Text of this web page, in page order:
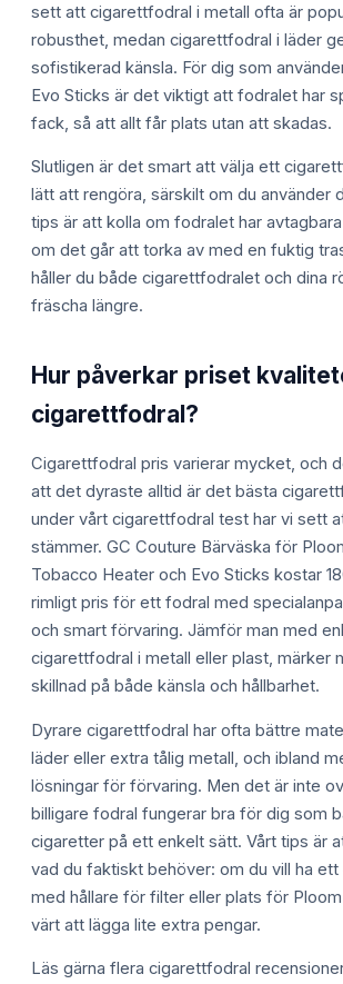
sett att cigarettfodral i metall ofta är
robusthet, medan cigarettfodral i läder
sofistikerad känsla. För dig som
Evo Sticks är det viktigt att fodralet har
fack, så att allt får plats utan att skadas.
Slutligen är det smart att välja ett
lätt att rengöra, särskilt om du använder
tips är att kolla om fodralet har
om det går att torka av med en fuktig
håller du både cigarettfodralet och dina
fräscha längre.
Hur påverkar priset
cigarettfodral?
Cigarettfodral pris varierar mycket, och
att det dyraste alltid är det bästa
under vårt cigarettfodral test har vi sett
stämmer. GC Couture Bärväska för
Tobacco Heater och Evo Sticks kostar
rimligt pris för ett fodral med
och smart förvaring. Jämför man med
cigarettfodral i metall eller plast, märker
skillnad på både känsla och hållbarhet.
Dyrare cigarettfodral har ofta bättre
läder eller extra tålig metall, och ibland
lösningar för förvaring. Men det är inte
billigare fodral fungerar bra för dig som
cigaretter på ett enkelt sätt. Vårt tips är
vad du faktiskt behöver: om du vill ha
med hållare för filter eller plats för
värt att lägga lite extra pengar.
Läs gärna flera cigarettfodral